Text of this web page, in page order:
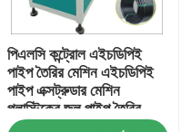
পিএলসি কন্ট্রোল এইচডিপিই
পাইপ তৈরির মেশিন এইচডিপিই
পাইপ এক্সট্রুডার মেশিন
প্লাস্টিকের জল পাইপ তৈরির
মেশিন